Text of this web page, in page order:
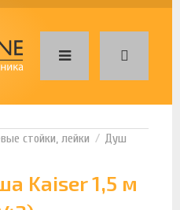
стойки, лейки
Душ
Kaiser 1,5 м